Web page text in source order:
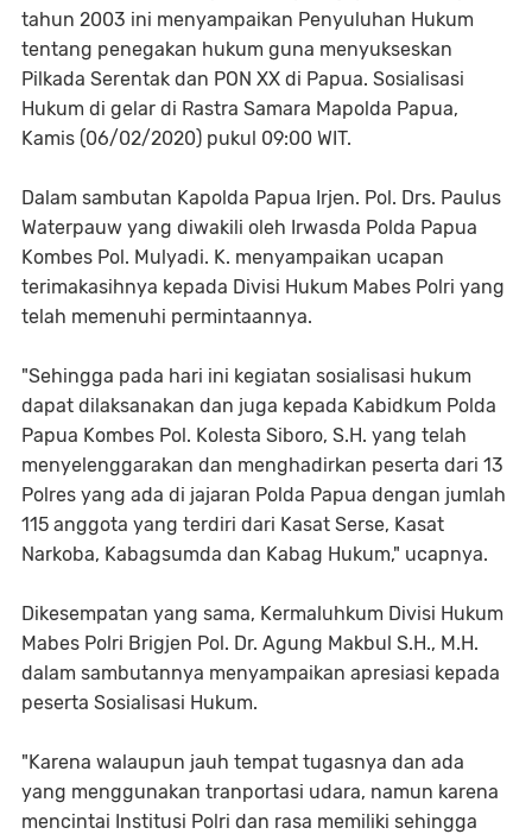
tahun 2003 ini menyampaikan Penyuluhan Hukum
tentang penegakan hukum guna menyukseskan
Pilkada Serentak dan PON XX di Papua. Sosialisasi
Hukum di gelar di Rastra Samara Mapolda Papua,
Kamis (06/02/2020) pukul 09:00 WIT.
Dalam sambutan Kapolda Papua Irjen. Pol. Drs. Paulus
Waterpauw yang diwakili oleh Irwasda Polda Papua
Kombes Pol. Mulyadi. K. menyampaikan ucapan
terimakasihnya kepada Divisi Hukum Mabes Polri yang
telah memenuhi permintaannya.
"Sehingga pada hari ini kegiatan sosialisasi hukum
dapat dilaksanakan dan juga kepada Kabidkum Polda
Papua Kombes Pol. Kolesta Siboro, S.H. yang telah
menyelenggarakan dan menghadirkan peserta dari 13
Polres yang ada di jajaran Polda Papua dengan jumlah
115 anggota yang terdiri dari Kasat Serse, Kasat
Narkoba, Kabagsumda dan Kabag Hukum," ucapnya.
Dikesempatan yang sama, Kermaluhkum Divisi Hukum
Mabes Polri Brigjen Pol. Dr. Agung Makbul S.H., M.H.
dalam sambutannya menyampaikan apresiasi kepada
peserta Sosialisasi Hukum.
"Karena walaupun jauh tempat tugasnya dan ada
yang menggunakan tranportasi udara, namun karena
mencintai Institusi Polri dan rasa memiliki sehingga